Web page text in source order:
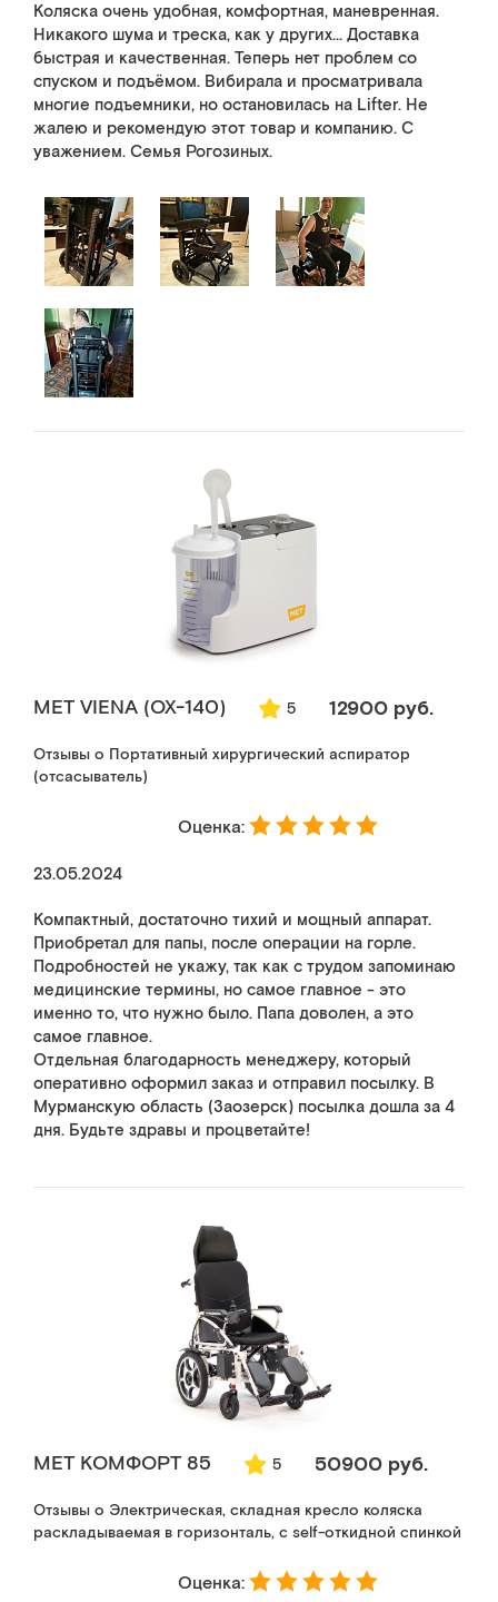
Коляска очень удобная, комфортная, маневренная.
Никакого шума и треска, как у других... Доставка
быстрая и качественная. Теперь нет проблем со
спуском и подъёмом. Вибирала и просматривала
многие подъемники, но остановилась на Lifter. Не
жалею и рекомендую этот товар и компанию. С
уважением. Семья Рогозиных.
MET VIENA (ОХ-140) 5 12900 руб.
Отзывы о Портативный хирургический аспиратор
(отсасыватель)
Оценка:
23.05.2024
Компактный, достаточно тихий и мощный аппарат.
Приобретал для папы, после операции на горле.
Подробностей не укажу, так как с трудом запоминаю
медицинские термины, но самое главное - это
именно то, что нужно было. Папа доволен, а это
самое главное.
Отдельная благодарность менеджеру, который
оперативно оформил заказ и отправил посылку. В
Мурманскую область (Заозерск) посылка дошла за 4
дня. Будьте здравы и процветайте!
MET КОМФОРТ 85 5 50900 руб.
Отзывы о Электрическая, складная кресло коляска
раскладываемая в горизонталь, с self-откидной спинкой
Оценка: